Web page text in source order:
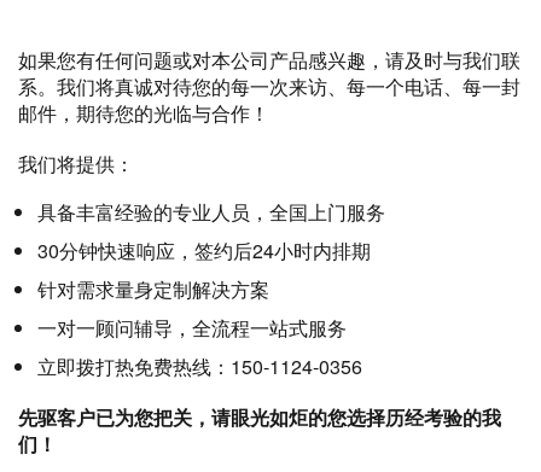
如果您有任何问题或对本公司产品感兴趣，请及时与我们联
系。我们将真诚对待您的每一次来访、每一个电话、每一封
邮件，期待您的光临与合作！
我们将提供：
具备丰富经验的专业人员，全国上门服务
30分钟快速响应，签约后24小时内排期
针对需求量身定制解决方案
一对一顾问辅导，全流程一站式服务
立即拨打热免费热线：150-1124-0356
先驱客户已为您把关，请眼光如炬的您选择历经考验的我
们！